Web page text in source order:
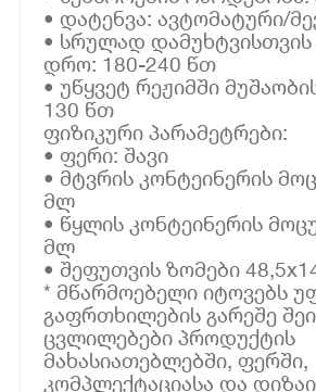
• დატენვა: ავტომატური/
• სრულად დამუხტვისთვის
დრო: 180-240 წთ
• უწყვეტ რეჟიმში
130 წთ
ფიზიკური პარამეტრები:
• ფერი: შავი
• მტვრის კონტეინერის
მლ
• წყლის კონტეინერის
მლ
• შეფუთვის ზომები
* მწარმოებელი იტოვებს
გაფრთხილების გარეშე
ცვლილებები პროდუქტის
მახასიათებლებში, ფერში,
კომპლექტაციასა და